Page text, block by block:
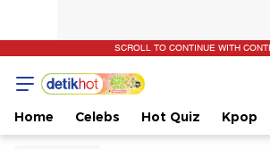
SCROLL TO CONTINUE WITH
Home Celebs Hot Quiz Kpop